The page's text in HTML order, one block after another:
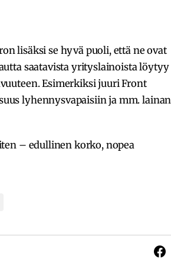
lisäksi se hyvä puoli, että ne ovat
saatavista yrityslainoista löytyy
Esimerkiksi juuri Front
lyhennysvapaisiin ja mm. lainan
– edullinen korko, nopea